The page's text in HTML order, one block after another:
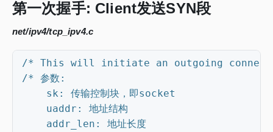
第一次握手: Client发送SYN段
net/ipv4/tcp_ipv4.c
/* This will initiate an outgoing